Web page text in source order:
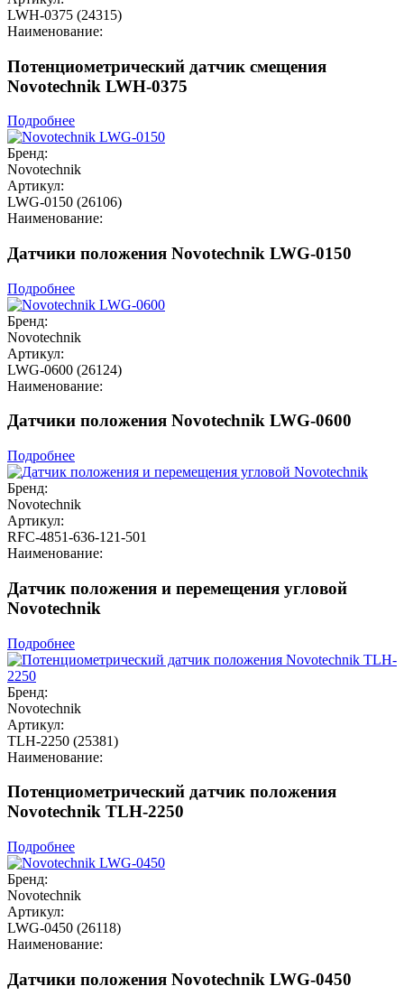
LWH-0375 (24315)
Наименование:
Потенциометрический датчик смещения
Novotechnik LWH-0375
Подробнее
Бренд:
Novotechnik
Артикул:
LWG-0150 (26106)
Наименование:
Датчики положения Novotechnik LWG-0150
Подробнее
Бренд:
Novotechnik
Артикул:
LWG-0600 (26124)
Наименование:
Датчики положения Novotechnik LWG-0600
Подробнее
Бренд:
Novotechnik
Артикул:
RFC-4851-636-121-501
Наименование:
Датчик положения и перемещения угловой
Novotechnik
Подробнее
Бренд:
Novotechnik
Артикул:
TLH-2250 (25381)
Наименование:
Потенциометрический датчик положения
Novotechnik TLH-2250
Подробнее
Бренд:
Novotechnik
Артикул:
LWG-0450 (26118)
Наименование:
Датчики положения Novotechnik LWG-0450